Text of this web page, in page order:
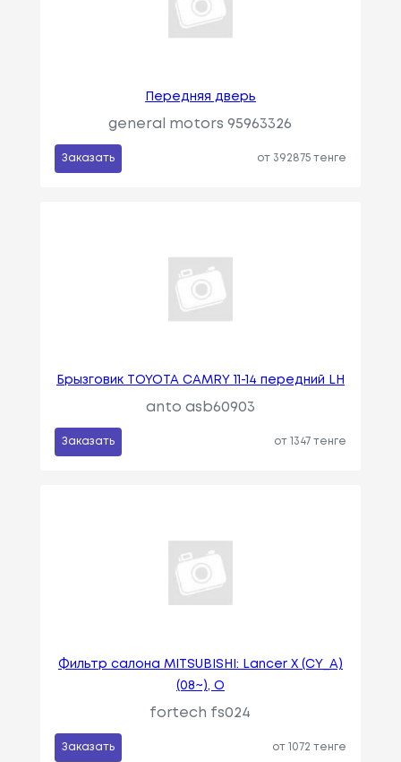
Передняя дверь
general motors 95963326
Заказать от 392875 тенге
Брызговик TOYOTA CAMRY 11-14 передний LH
anto asb60903
Заказать от 1347 тенге
Фильтр салона MITSUBISHI: Lancer X (CY_A)
(08~), O
fortech fs024
Заказать от 1072 тенге